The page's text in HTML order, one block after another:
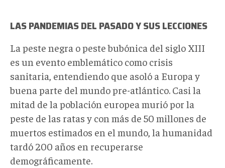
LAS PANDEMIAS DEL PASADO Y SUS LECCIONES
La peste negra o peste bubónica del siglo XIII
es un evento emblemático como crisis
sanitaria, entendiendo que asoló a Europa y
buena parte del mundo pre-atlántico. Casi la
mitad de la población europea murió por la
peste de las ratas y con más de 50 millones de
muertos estimados en el mundo, la humanidad
tardó 200 años en recuperarse
demográficamente.